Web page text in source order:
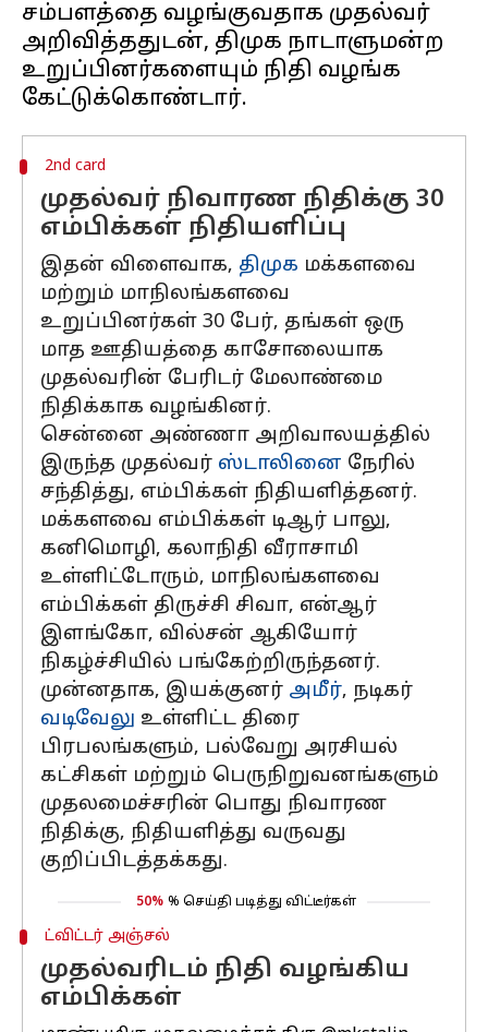
சம்பளத்தை வழங்குவதாக முதல்வர்
அறிவித்ததுடன், திமுக நாடாளுமன்ற
உறுப்பினர்களையும் நிதி வழங்க
2nd card
முதல்வர் நிவாரண நிதிக்கு 30
எம்பிக்கள் நிதியளிப்பு
இதன் விளைவாக, திமுக மக்களவை
மற்றும் மாநிலங்களவை
உறுப்பினர்கள் 30 பேர், தங்கள் ஒரு
மாத ஊதியத்தை காசோலையாக
முதல்வரின் பேரிடர் மேலாண்மை
நிதிக்காக வழங்கினர்.
சென்னை அண்ணா அறிவாலயத்தில்
இருந்த முதல்வர் ஸ்டாலினை நேரில்
சந்தித்து, எம்பிக்கள் நிதியளித்தனர்.
மக்களவை எம்பிக்கள் டிஆர் பாலு,
கனிமொழி, கலாநிதி வீராசாமி
உள்ளிட்டோரும், மாநிலங்களவை
எம்பிக்கள் திருச்சி சிவா, என்ஆர்
இளங்கோ, வில்சன் ஆகியோர்
நிகழ்ச்சியில் பங்கேற்றிருந்தனர்.
முன்னதாக, இயக்குனர் அமீர், நடிகர்
வடிவேலு உள்ளிட்ட திரை
பிரபலங்களும், பல்வேறு அரசியல்
கட்சிகள் மற்றும் பெருநிறுவனங்களும்
முதலமைச்சரின் பொது நிவாரண
நிதிக்கு, நிதியளித்து வருவது
குறிப்பிடத்தக்கது.
50% % செய்தி படித்து விட்டீர்கள்
ட்விட்டர் அஞ்சல்
முதல்வரிடம் நிதி வழங்கிய
எம்பிக்கள்